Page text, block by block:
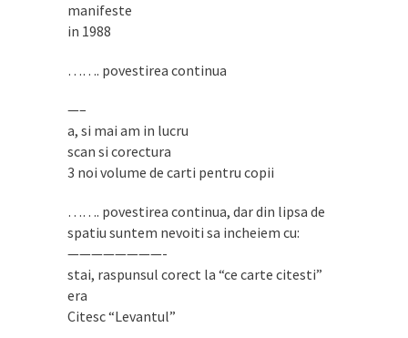
manifeste
in 1988
……. povestirea continua
—–
a, si mai am in lucru
scan si corectura
3 noi volume de carti pentru copii
……. povestirea continua, dar din lipsa de
spatiu suntem nevoiti sa incheiem cu:
————————-
stai, raspunsul corect la “ce carte citesti”
era
Citesc “Levantul”